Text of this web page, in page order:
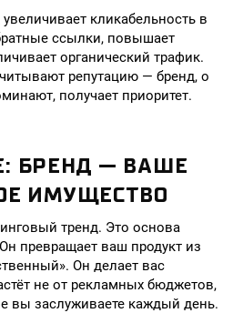
кликабельность в
ссылки, повышает
органический трафик.
репутацию — бренд, о
получает приоритет.
БРЕНД — ВАШЕ
ИМУЩЕСТВО
тренд. Это основа
превращает ваш продукт из
Он делает вас
не от рекламных бюджетов,
вы заслуживаете каждый день.